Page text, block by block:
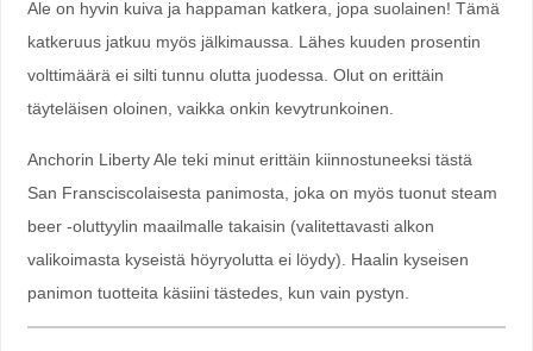
Ale on hyvin kuiva ja happaman katkera, jopa suolainen! Tämä
katkeruus jatkuu myös jälkimaussa. Lähes kuuden prosentin
volttimäärä ei silti tunnu olutta juodessa. Olut on erittäin
täyteläisen oloinen, vaikka onkin kevytrunkoinen.
Anchorin Liberty Ale teki minut erittäin kiinnostuneeksi tästä
San Fransciscolaisesta panimosta, joka on myös tuonut steam
beer -oluttyylin maailmalle takaisin (valitettavasti alkon
valikoimasta kyseistä höyryolutta ei löydy). Haalin kyseisen
panimon tuotteita käsiini tästedes, kun vain pystyn.